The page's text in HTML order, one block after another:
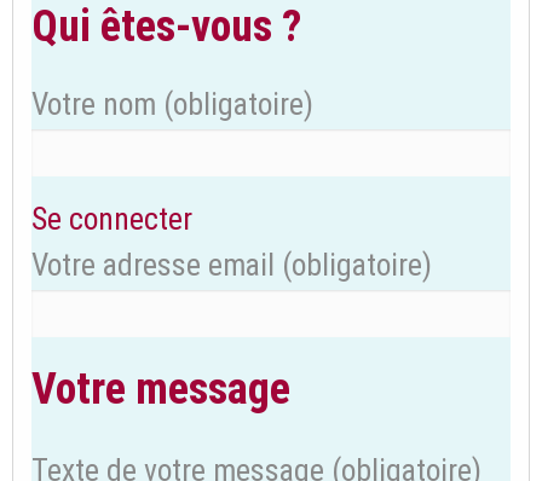
Qui êtes-vous ?
Votre nom (obligatoire)
Se connecter
Votre adresse email (obligatoire)
Votre message
Texte de votre message (obligatoire)